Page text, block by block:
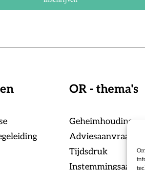
OR - thema's
Geheimhouding
Adviesaanvraag
Tijdsdruk